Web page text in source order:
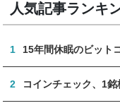
人気記事ランキ
1 15年間休眠のビット
2 コインチェック、1